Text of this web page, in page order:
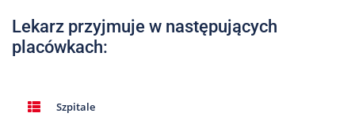
Galeria
Kontakt
801
Lekarz przyjmuje w następujących
placówkach:
Szpitale